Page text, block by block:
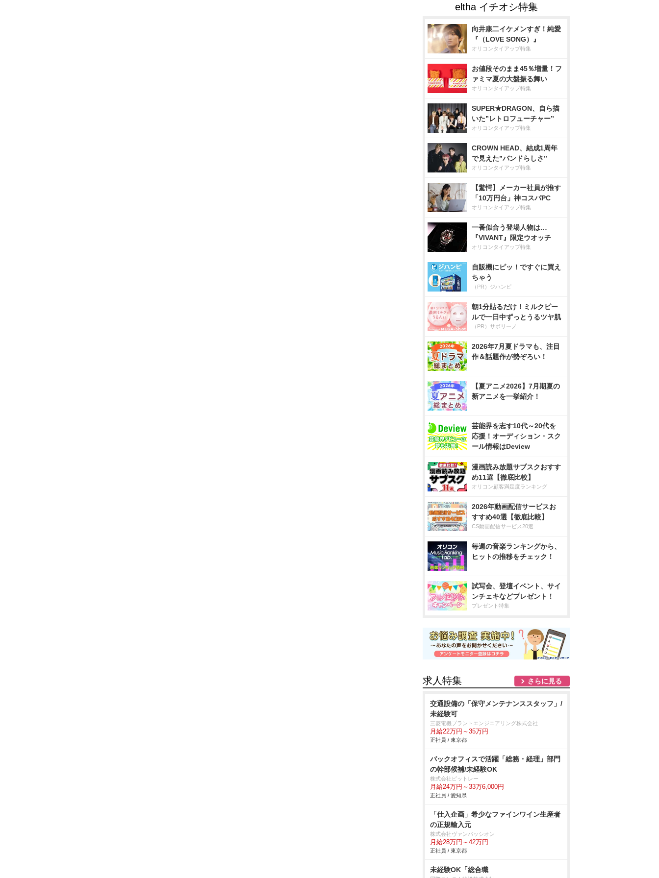
向井康二イケメンすぎ！純愛
『（LOVE SONG）』
オリコンタイアップ特集
お値段そのまま45％増量！フ
ァミマ夏の大盤振る舞い
オリコンタイアップ特集
SUPER★DRAGON、自ら描
いた”レトロフューチャー”
オリコンタイアップ特集
CROWN HEAD、結成1周年
で見えた”バンドらしさ”
オリコンタイアップ特集
【驚愕】メーカー社員が推す
「10万円台」神コスパPC
オリコンタイアップ特集
一番似合う登場人物は…
『VIVANT』限定ウオッチ
オリコンタイアップ特集
自販機にピッ！ですぐに買え
ちゃう
（PR）ジハンピ
朝1分貼るだけ！ミルクピー
ルで一日中ずっとうるツヤ肌
（PR）サボリーノ
2026年7月夏ドラマも、注目
作＆話題作が勢ぞろい！
【夏アニメ2026】7月期夏の
新アニメを一挙紹介！
芸能界を志す10代～20代を
応援！オーディション・スク
ール情報はDeview
漫画読み放題サブスクおすす
め11選【徹底比較】
オリコン顧客満足度ランキング
2026年動画配信サービスお
すすめ40選【徹底比較】
CS動画配信サービス20選
毎週の音楽ランキングから、
ヒットの推移をチェック！
試写会、登壇イベント、サイ
ンチェキなどプレゼント！
プレゼント特集
求人特集 さらに見る
交通設備の「保守メンテナンススタッフ」/
未経験可
三菱電機プラントエンジニアリング株式会社
月給22万円～35万円
正社員 / 東京都
バックオフィスで活躍「総務・経理」部門
の幹部候補/未経験OK
株式会社ピットレー
月給24万円～33万6,000円
正社員 / 愛知県
「仕入企画」希少なファインワイン生産者
の正規輸入元
株式会社ヴァンパッシオン
月給28万円～42万円
正社員 / 東京都
未経験OK「総合職